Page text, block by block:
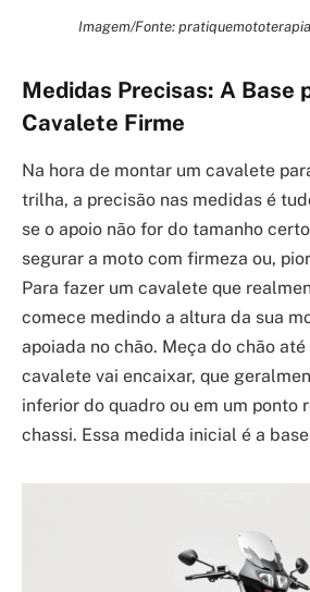
Imagem/Fonte:
Medidas Precisas: A Base
Cavalete Firme
Na hora de montar um cavalete
trilha, a precisão nas medidas é
se o apoio não for do tamanho
segurar a moto com firmeza ou,
Para fazer um cavalete que
comece medindo a altura da sua
apoiada no chão. Meça do chão
cavalete vai encaixar, que
inferior do quadro ou em um ponto
chassi. Essa medida inicial é a